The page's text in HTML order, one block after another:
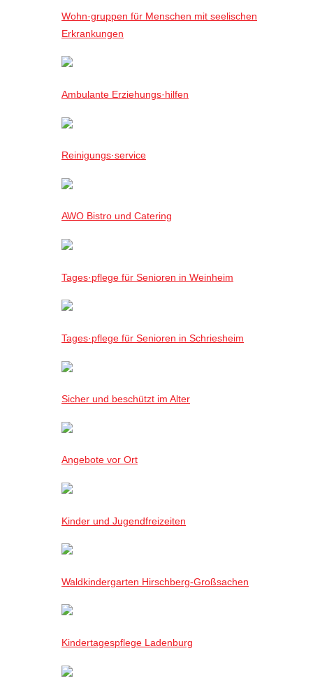
Wohn·gruppen für Menschen mit seelischen
Erkrankungen
Ambulante Erziehungs·hilfen
Reinigungs·service
AWO Bistro und Catering
Tages·pflege für Senioren in Weinheim
Tages·pflege für Senioren in Schriesheim
Sicher und beschützt im Alter
Angebote vor Ort
Kinder und Jugendfreizeiten
Waldkindergarten Hirschberg-Großsachen
Kindertagespflege Ladenburg